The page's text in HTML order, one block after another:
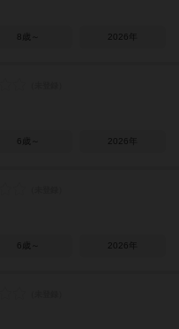
8歳～ 2026年
6歳～ 2026年
6歳～ 2026年